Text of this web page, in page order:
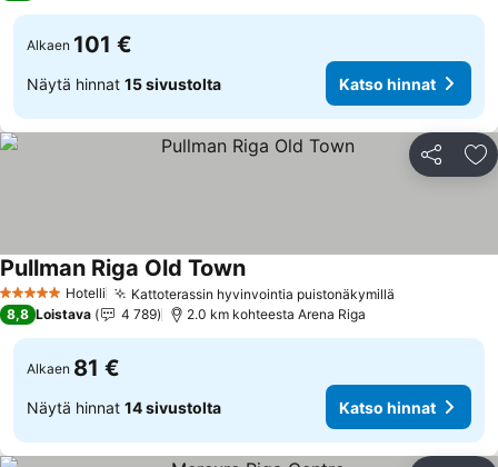
Alkaen 101 €
Näytä hinnat 15 sivustolta Katso hinnat
Jaa
5 Tähtiluokitus
Hotelli Kattoterassin hyvinvointia puistonäkymillä
Pullman Riga Old Town
8,8 Loistava 4 789 2.0 km kohteesta Arena Riga
Alkaen 81 €
Näytä hinnat 14 sivustolta Katso hinnat